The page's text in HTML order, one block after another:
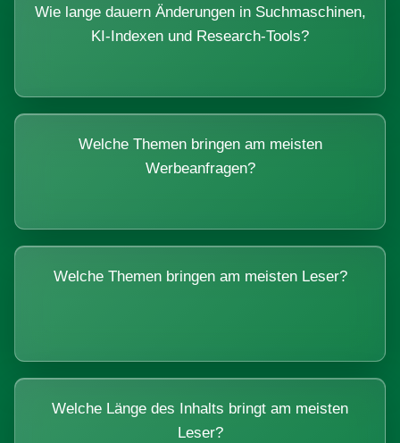
Wie lange dauern Änderungen in Suchmaschinen,
KI-Indexen und Research-Tools?
Welche Themen bringen am meisten
Werbeanfragen?
Welche Themen bringen am meisten Leser?
Welche Länge des Inhalts bringt am meisten
Leser?